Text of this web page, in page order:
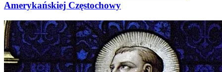
Amerykańskiej Częstochowy